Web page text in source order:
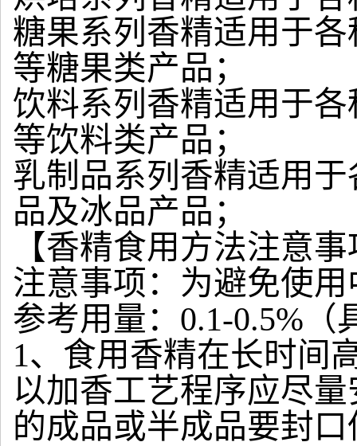
糖果系列香精适用于
等糖果类产品；
饮料系列香精适用于
等饮料类产品；
乳制品系列香精适用
品及冰品产品；
【香精食用方法注意
注意事项：为避免使
参考用量：0.1-0.5%
1、食用香精在长时间
以加香工艺程序应尽
的成品或半成品要封